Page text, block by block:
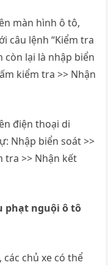
màn hình ô tô,
câu lệnh “Kiểm tra
còn lại là nhập biển
kiểm tra >> Nhận
điện thoại di
Nhập biển soát >>
tra >> Nhận kết
phạt nguội ô tô
chủ xe có thể